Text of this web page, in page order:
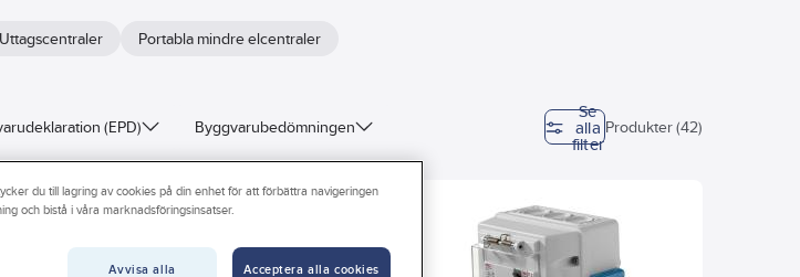
Uttagscentraler Portabla mindre elcentraler
(EPD) Byggvarubedömningen
7/3 (Typ F)
60309) 63 A / 400 V / 5P (1, 2, 3, N, PE) CEE-vägguttag 16 A
Se
alla
filter
Produkter (42)
du till lagring av cookies på din enhet för att förbättra navigeringen
och bistå i våra marknadsföringsinsatser.
Avvisa alla Acceptera alla cookies